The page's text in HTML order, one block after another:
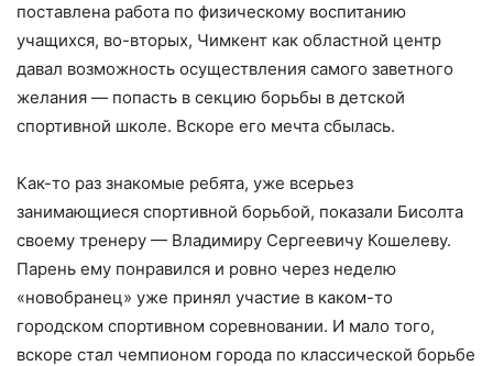
поставлена работа по физическому воспитанию
учащихся, во-вторых, Чимкент как областной центр
давал возможность осуществления самого заветного
желания — попасть в секцию борьбы в детской
спортивной школе. Вскоре его мечта сбылась.
Как-то раз знакомые ребята, уже всерьез
занимающиеся спортивной борьбой, показали Бисолта
своему тренеру — Владимиру Сергеевичу Кошелеву.
Парень ему понравился и ровно через неделю
«новобранец» уже принял участие в каком-то
городском спортивном соревновании. И мало того,
вскоре стал чемпионом города по классической борьбе